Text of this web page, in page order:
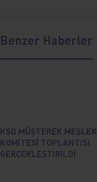
Benzer Haberler
KSO MÜŞTEREK MESLEK
KOMİTESİ TOPLANTISI
GERÇEKLEŞTİRİLDİ